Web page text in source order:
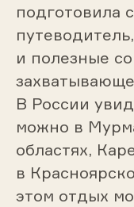
подготовила
и полезные
В России
можно в
областях,
в
этом отдых